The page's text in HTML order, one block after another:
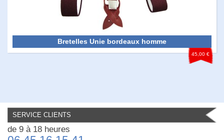
Bretelles Unie bordeaux homme
45,00 €
SERVICE CLIENTS
de 9 à 18 heures